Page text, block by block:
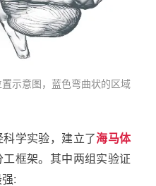
示意图，蓝色弯曲状的区域
学实验，建立了海马体
工框架。其中两组实验证
: